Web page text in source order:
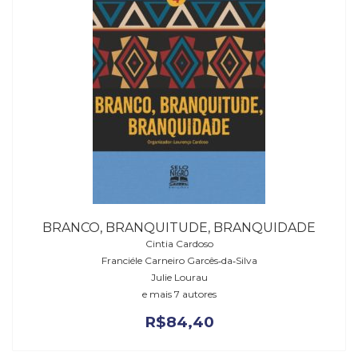
BRANCO, BRANQUITUDE, BRANQUIDADE
Cintia Cardoso
Franciéle Carneiro Garcês‑da‑Silva
Julie Lourau
e mais 7 autores
R$84,40